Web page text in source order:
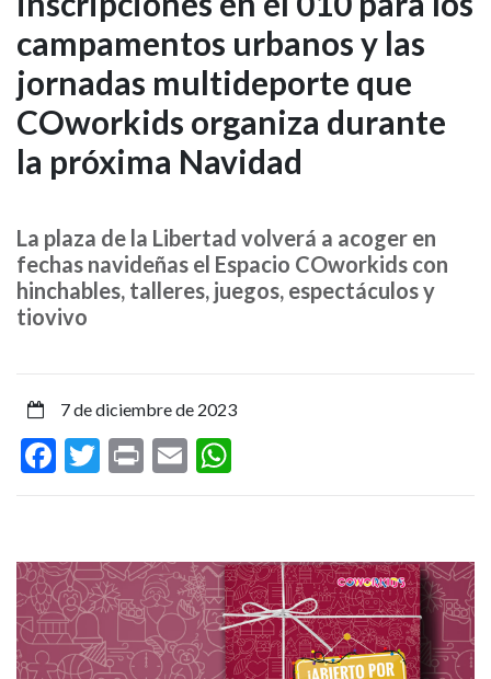
martes
se
abren
las
en
el
para
los
campamentos
y
las
campamentos urbanos y las
jornadas multideporte que
COworkids organiza durante
la próxima Navidad
La plaza de la Libertad volverá a acoger en
fechas navideñas el Espacio COworkids con
hinchables, talleres, juegos, espectáculos y
tiovivo
7 de diciembre de 2023
Facebook
Twitter
PrintEmail